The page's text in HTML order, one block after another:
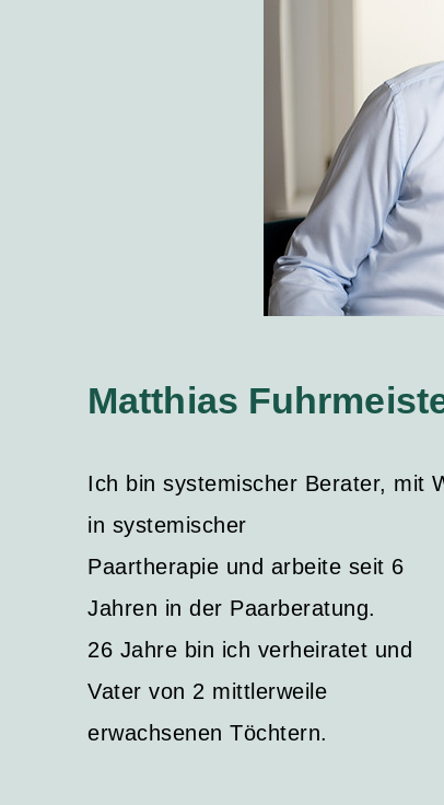
Matthias
Ich bin systemischer Berater, mit
in systemischer
Paartherapie und arbeite seit 6
Jahren in der Paarberatung.
26 Jahre bin ich verheiratet und
Vater von 2 mittlerweile
erwachsenen Töchtern.